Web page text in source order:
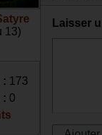
13)
: 173
: 0
Laisser